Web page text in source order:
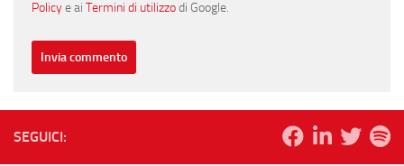
Policye ai Termini di utilizzodi Google.
SEGUICI: